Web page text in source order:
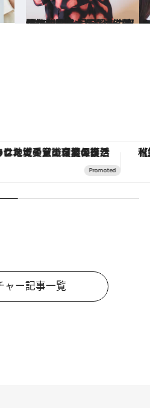
2023.3.13
“猫のような目をした”風俗嬢を熱演 『零落』に出演した趣里「ちふゆは 空間の一部のような感覚的な女性」
カルチャー
「大事なのは地域の意識を変えること」。ロレックス賞受賞の自然保護活動家が実現させたナイジェリアの自然環境の復活 【夏限定ディナーコース】旬を
ャー記事一覧